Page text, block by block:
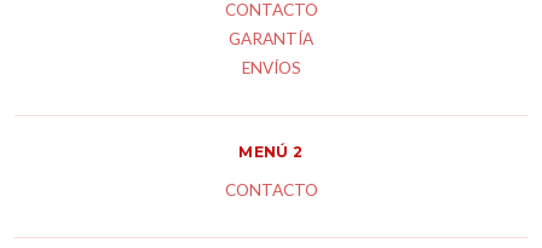
CONTACTO
GARANTÍA
ENVÍOS
MENÚ 2
CONTACTO